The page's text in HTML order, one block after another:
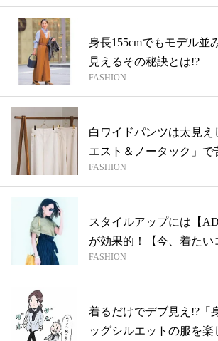
身長155cmでもモデル並
見えるその秘訣とは!?
FASHION
白ワイドパンツは太見え
エスト＆ノータック」で
【ス...
FASHION
スタイルアップには【
が効果的！【今、着たい
FASHION
着るだけでデブ見え!?「
ッグシルエットの服を楽